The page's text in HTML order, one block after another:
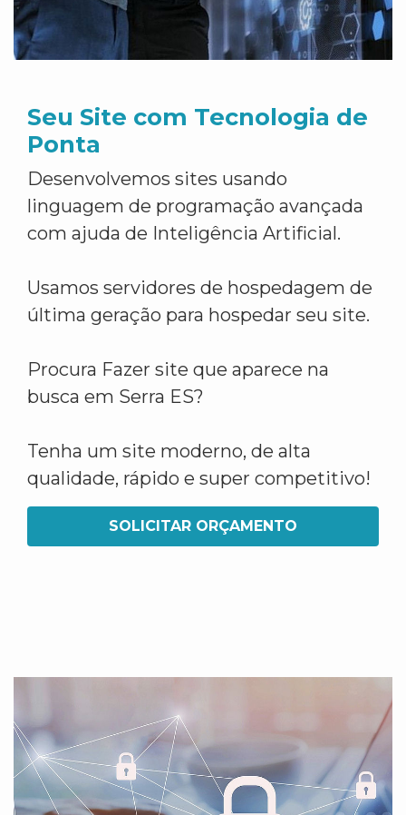
Seu Site com Tecnologia de
Ponta
Desenvolvemos sites usando
linguagem de programação avançada
com ajuda de Inteligência Artificial.
Usamos servidores de hospedagem de
última geração para hospedar seu site.
Procura Fazer site que aparece na
busca em Serra ES?
Tenha um site moderno, de alta
qualidade, rápido e super competitivo!
SOLICITAR ORÇAMENTO